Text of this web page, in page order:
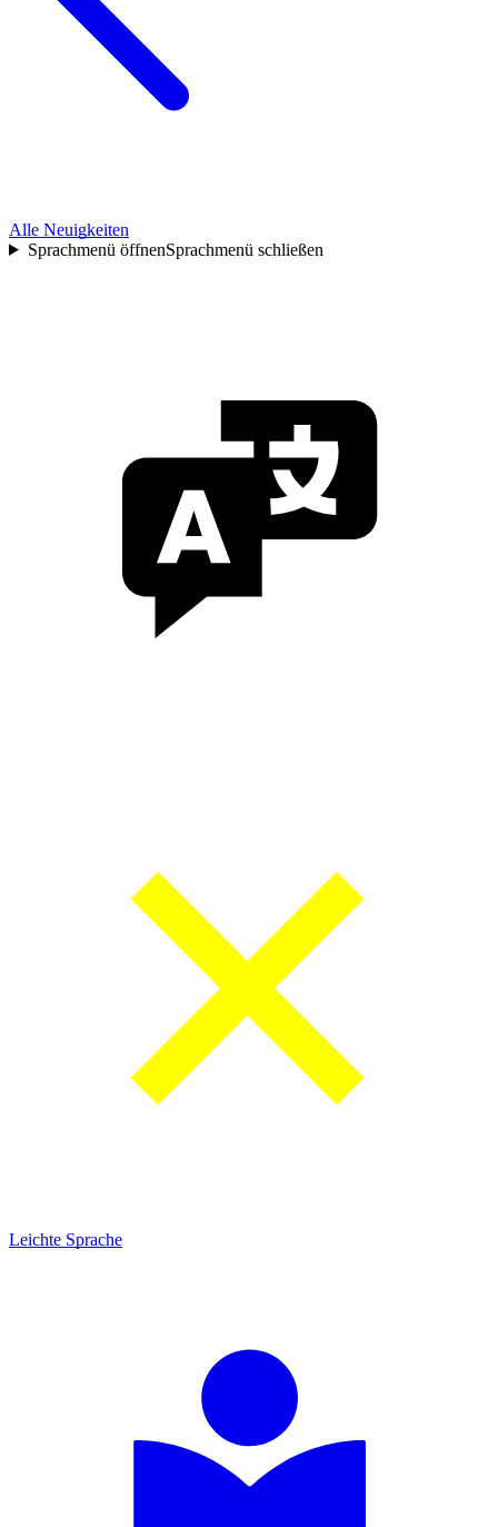
Alle Neuigkeiten
Sprachmenü öffnenSprachmenü schließen
Leichte Sprache